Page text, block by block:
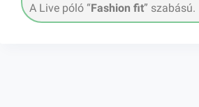
A Live póló “Fashion fit” szabású.